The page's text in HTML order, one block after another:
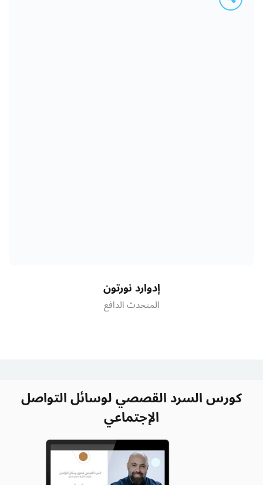
إدوارد نورتون
المتحدث الدافع
كورس السرد القصصي لوسائل التواصل
الإجتماعي